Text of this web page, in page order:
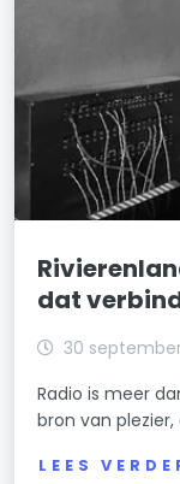
dat
30
Radio is meer
bron van
LEES